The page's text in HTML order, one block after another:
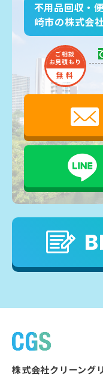
不用品回収・
崎市の株式会
ご相談
お見積もり
無 料
株式会社クリーング